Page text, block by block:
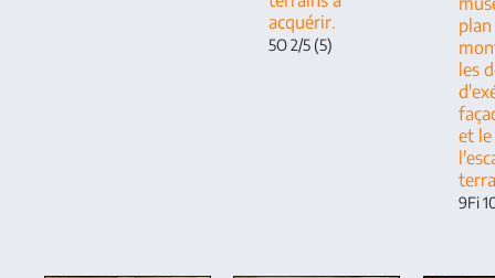
acquérir.
5O 2/5 (5)
les
et
9Fi